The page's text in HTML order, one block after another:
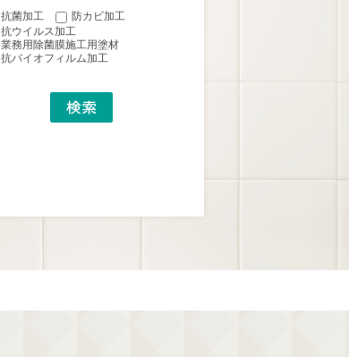
抗菌加工
防カビ加工
抗ウイルス加工
業務用除菌膜施工用塗材
抗バイオフィルム加工